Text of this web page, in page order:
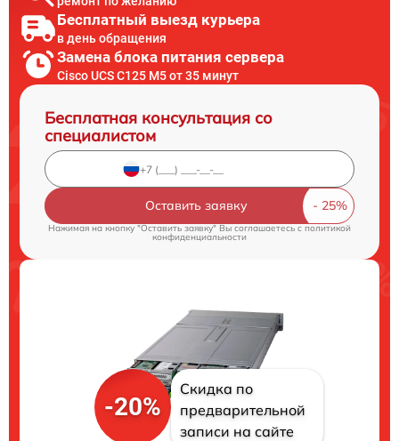
Бесплатный выезд курьера
в день обращения
Замена блока питания сервера
Cisco UCS C125 M5 от 35 минут
Бесплатная консультация со
специалистом
Оставить заявку
Нажимая на кнопку "Оставить заявку" Вы соглашаетесь cполитикой
конфиденциальности
-20%
Скидка по
предварительной
записи на сайте